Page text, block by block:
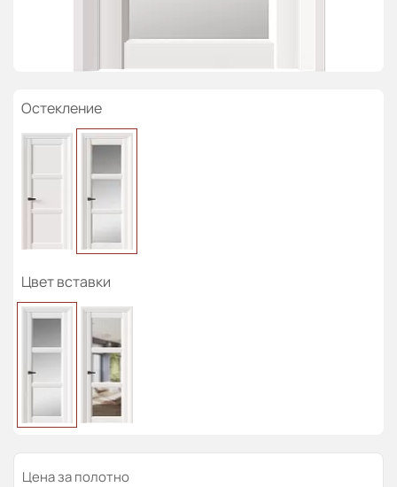
Остекление
Цвет вставки
Цена за полотно